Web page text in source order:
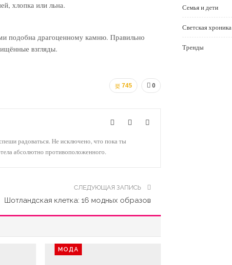
хлопка или льна.
подобна драгоценному камню. Правильно
взгляды.
0
745
радоваться. Не исключено, что пока ты
абсолютно противоположенного.
СЛЕДУЮЩАЯ ЗАПИСЬ
Шотландская клетка: 16 модных образов
МОДА
Семья и дети
Светская хроника
Тренды